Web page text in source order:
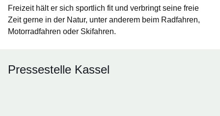
Freizeit hält er sich sportlich fit und verbringt seine freie
Zeit gerne in der Natur, unter anderem beim Radfahren,
Motorradfahren oder Skifahren.
Pressestelle Kassel